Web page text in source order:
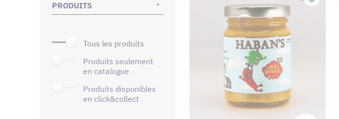
PRODUITS
tous les produits
produits seulement
en catalogue
produits disponibles
en click&collect